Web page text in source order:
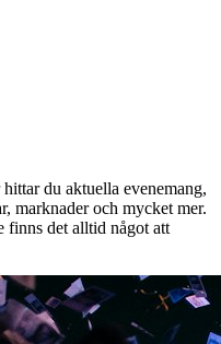
du aktuella evenemang,
marknader och mycket mer.
finns det alltid något att